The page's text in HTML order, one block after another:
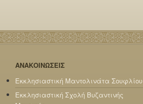
ΑΝΑΚΟΙΝΩΣΕΙΣ
Εκκλησιαστική Μαντολινάτα Σουφλίου
Εκκλησιαστική Σχολή Βυζαντινής